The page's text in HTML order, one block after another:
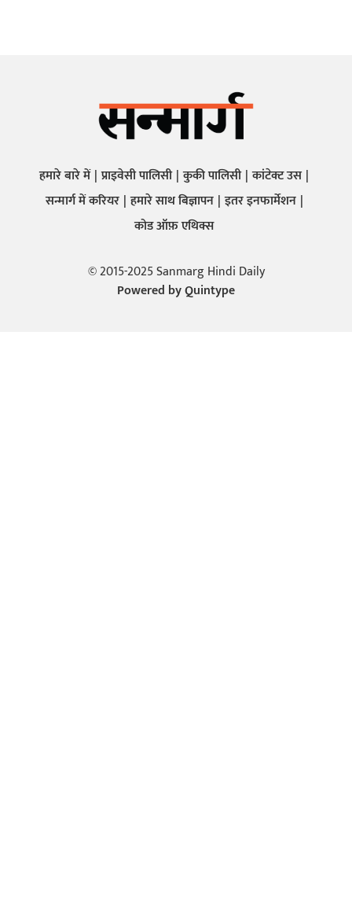
हमारे बारे में प्राइवेसी पालिसी कुकी पालिसी कांटेक्ट उस
सन्मार्ग में करियर हमारे साथ बिज्ञापन इतर इनफार्मेशन
कोड ऑफ़ एथिक्स
© 2015-2025 Sanmarg Hindi Daily
Powered byQuintype